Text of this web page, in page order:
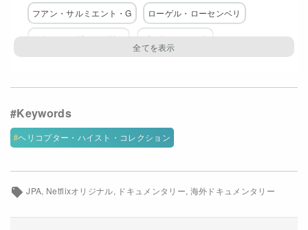
フアン・サルミエント・G ローゲル・ローセンベリ
ミカエル・ヴィンデリン ピーター・ヨルト
エリック・スヴェドベリ=ゼルマン
ヴィム・エルフウェンクローナ
配給
Netflix
ヘリコプター・ハイスト・コレクション
JPA Netflixオリジナル ドキュメンタリー 海外ドキュメンタリー